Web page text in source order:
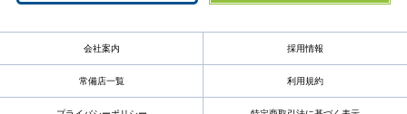
会社案内 採用情報
常備店一覧 利用規約